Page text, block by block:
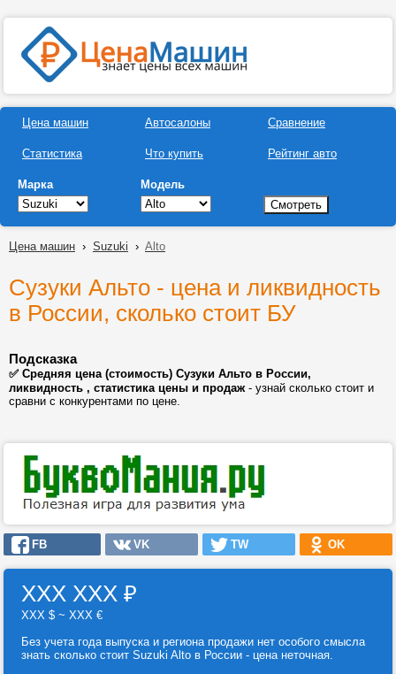
Цена машин
Статистика
Автосалоны
Что купить
Сравнение
Рейтинг авто
Марка Модель
Цена машин › Suzuki › Alto
Сузуки Альто - цена и ликвидность
в России, сколько стоит БУ
Подсказка
✅ Средняя цена (стоимость) Сузуки Альто в России,
ликвидность , статистика цены и продаж- узнай сколько стоит и
сравни с конкурентами по цене.
FB VK TW OK
ХХХ ХХХ ₽
ХХХ $ ~ ХХХ €
Без учета года выпуска и региона продажи нет особого смысла
знать сколько стоит Suzuki Alto в России - цена неточная.